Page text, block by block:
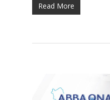
Read More